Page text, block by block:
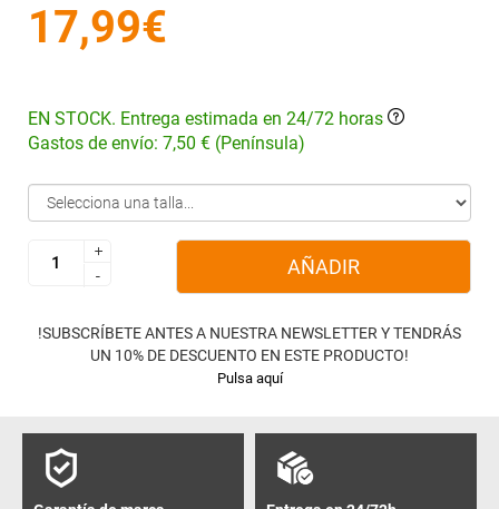
17,99€
EN STOCK. Entrega estimada en 24/72 horas
Gastos de envío: 7,50 € (Península)
+
-
+
-
AÑADIR
!SUBSCRÍBETE ANTES A NUESTRA NEWSLETTER Y TENDRÁS
UN 10% DE DESCUENTO EN ESTE PRODUCTO!
Pulsa aquí